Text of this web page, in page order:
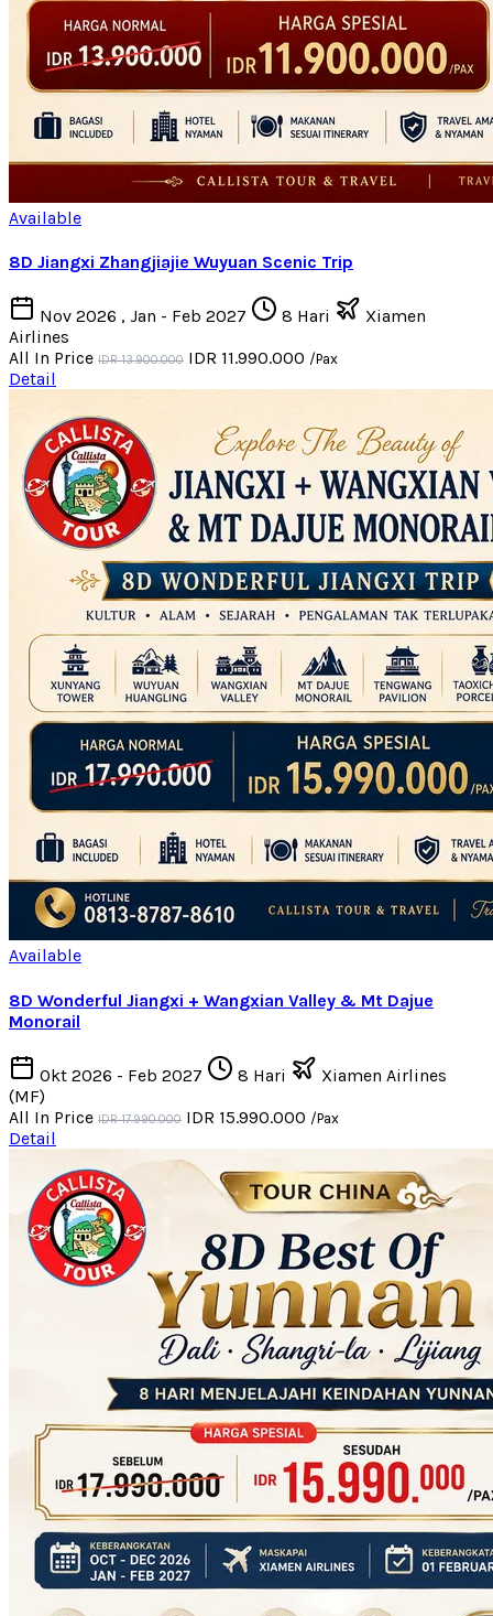
Available
8D Jiangxi Zhangjiajie Wuyuan Scenic Trip
Nov 2026 , Jan - Feb 2027 8 Hari
Xiamen
Airlines
All In Price IDR 13.900.000 IDR 11.990.000 /Pax
Detail
Available
8D Wonderful Jiangxi + Wangxian Valley & Mt Dajue
Monorail
Okt 2026 - Feb 2027 8 Hari
Xiamen Airlines
(MF)
All In Price IDR 17.990.000 IDR 15.990.000 /Pax
Detail